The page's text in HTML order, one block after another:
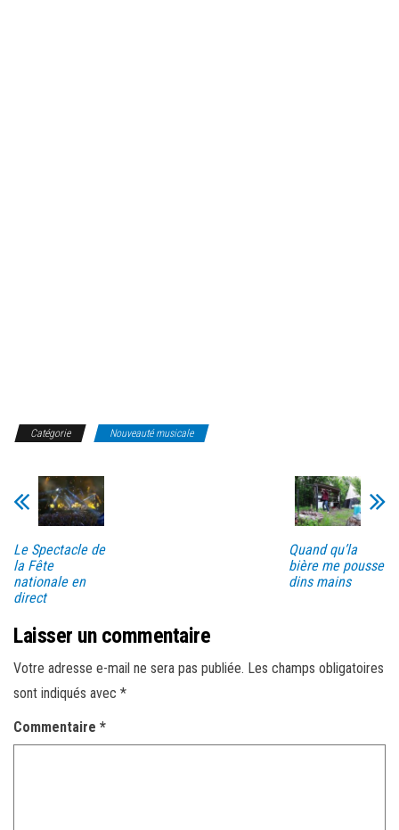
Catégorie Nouveauté musicale
Le Spectacle de
la Fête
nationale en
direct
Quand qu’la
bière me pousse
dins mains
Laisser un commentaire
Votre adresse e-mail ne sera pas publiée. Les champs obligatoires
sont indiqués avec *
Commentaire *